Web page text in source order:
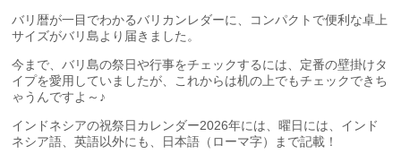
バリ暦が一目でわかるバリカンレダーに、コンパクトで便利な卓上
サイズがバリ島より届きました。
今まで、バリ島の祭日や行事をチェックするには、定番の壁掛けタ
イプを愛用していましたが、これからは机の上でもチェックできち
ゃうんですよ～♪
インドネシアの祝祭日カレンダー2026年には、曜日には、インド
ネシア語、英語以外にも、日本語（ローマ字）まで記載！